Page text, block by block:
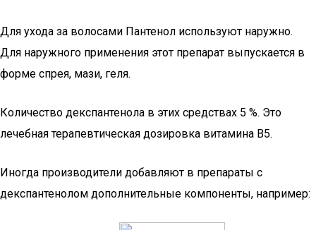
Для ухода за волосами Пантенол используют наружно.
Для наружного применения этот препарат выпускается в
форме спрея, мази, геля.
Количество декспантенола в этих средствах 5 %. Это
лечебная терапевтическая дозировка витамина В5.
Иногда производители добавляют в препараты с
декспантенолом дополнительные компоненты, например: